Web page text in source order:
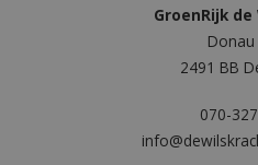
GroenRijk
2491 BB
070-